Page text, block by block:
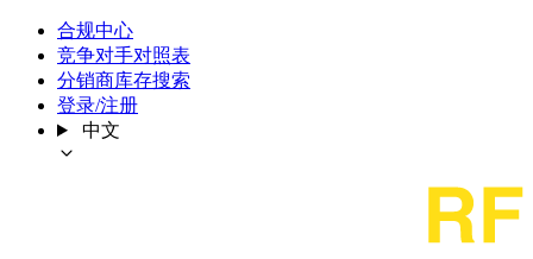
合规中心
竞争对手对照表
分销商库存搜索
登录/注册
中文